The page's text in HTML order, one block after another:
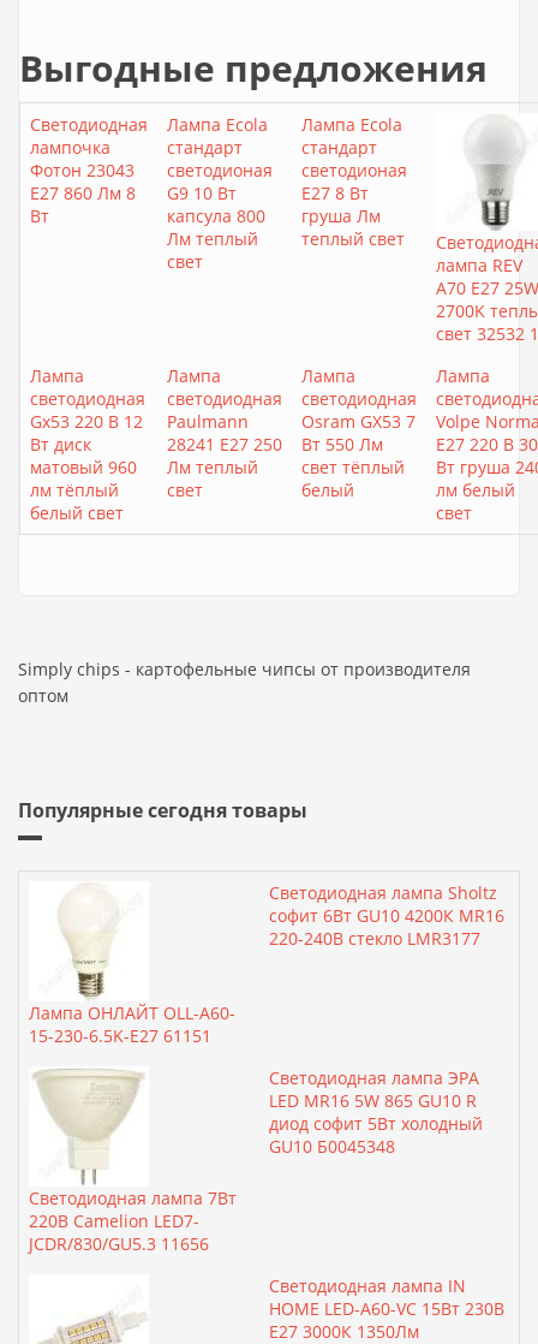
Выгодные предложения
Светодиодная
лампочка
Фотон 23043
E27 860 Лм 8
Вт
Лампа Ecola
стандарт
светодионая
G9 10 Вт
капсула 800
Лм теплый
свет
Лампа Ecola
стандарт
светодионая
E27 8 Вт
груша Лм
теплый свет
лампа REV
A70 Е27 25W
2700K
свет 32532 1
Лампа
светодиодная
Gх53 220 В 12
Вт диск
матовый 960
лм тёплый
белый свет
Лампа
светодиодная
Paulmann
28241 E27 250
Лм теплый
свет
Лампа
светодиодная
Osram GX53 7
Вт 550 Лм
свет тёплый
белый
Лампа
Volpe
E27 220 В 30
Вт груша
лм белый
свет
Simply chips - картофельные чипсы от производителя
оптом
Популярные сегодня товары
Лампа ОНЛАЙТ OLL-A60-
15-230-6.5K-E27 61151
Светодиодная лампа Sholtz
софит 6Вт GU10 4200К MR16
220-240В стекло LMR3177
Светодиодная лампа 7Вт
220В Camelion LED7-
JCDR/830/GU5.3 11656
Светодиодная лампа ЭРА
LED MR16 5W 865 GU10 R
диод софит 5Вт холодный
GU10 Б0045348
Светодиодная лампа IN
HOME LED-A60-VC 15Вт 230В
Е27 3000К 1350Лм